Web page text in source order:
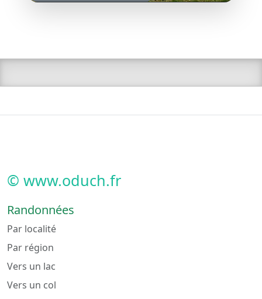
© www.oduch.fr
Randonnées
Par localité
Par région
Vers un lac
Vers un col